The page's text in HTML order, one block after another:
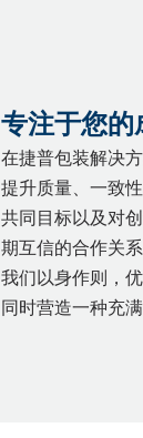
专注于您的
在捷普包装解决
提升质量、一致
共同目标以及对
期互信的合作关系
我们以身作则，
同时营造一种充